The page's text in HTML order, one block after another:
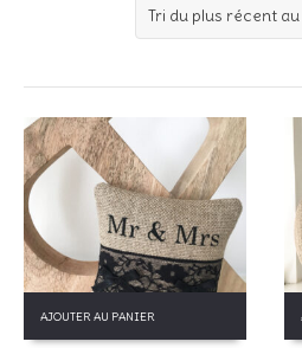
AJOUTER AU PANIER